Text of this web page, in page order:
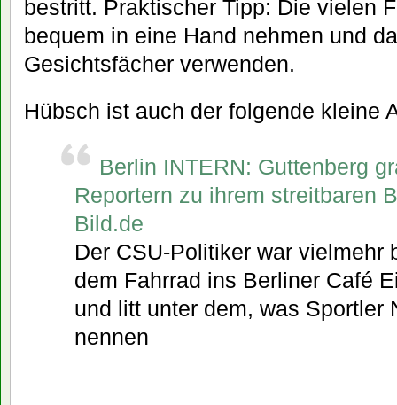
bestritt. Praktischer Tipp: Die vielen
bequem in eine Hand nehmen und
Gesichtsfächer verwenden.
Hübsch ist auch der folgende kleine
Berlin INTERN: Guttenberg
Reportern zu ihrem streitbaren
Bild.de
Der CSU-Politiker war vielmehr
dem Fahrrad ins Berliner Café
und litt unter dem, was Sportler
nennen